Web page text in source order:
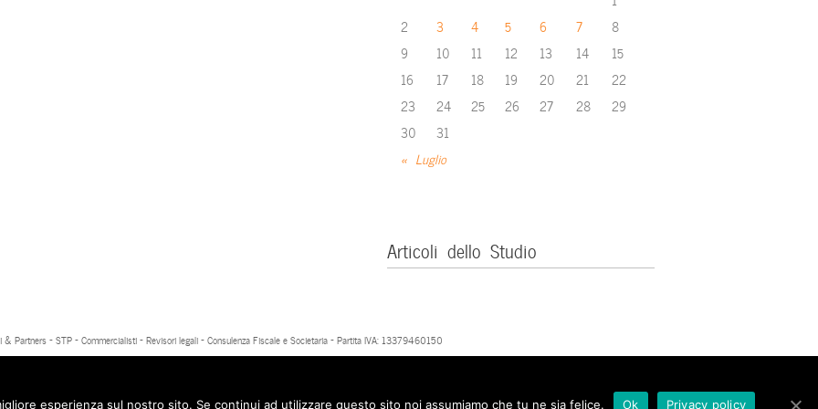
« Luglio
2
3 4 5 6 7
8
9
10 11 12 13 14
15
16
17 18 19 20 21
22
23
24 25 26 27 28
29
30
31
Articoli dello Studio
& Partners - STP - Commercialisti - Revisori legali - Consulenza Fiscale e Societaria - Partita IVA: 13379460150
esperienza sul nostro sito. Se continui ad utilizzare questo sito noi assumiamo che tu ne sia felice. Ok Privacy policy